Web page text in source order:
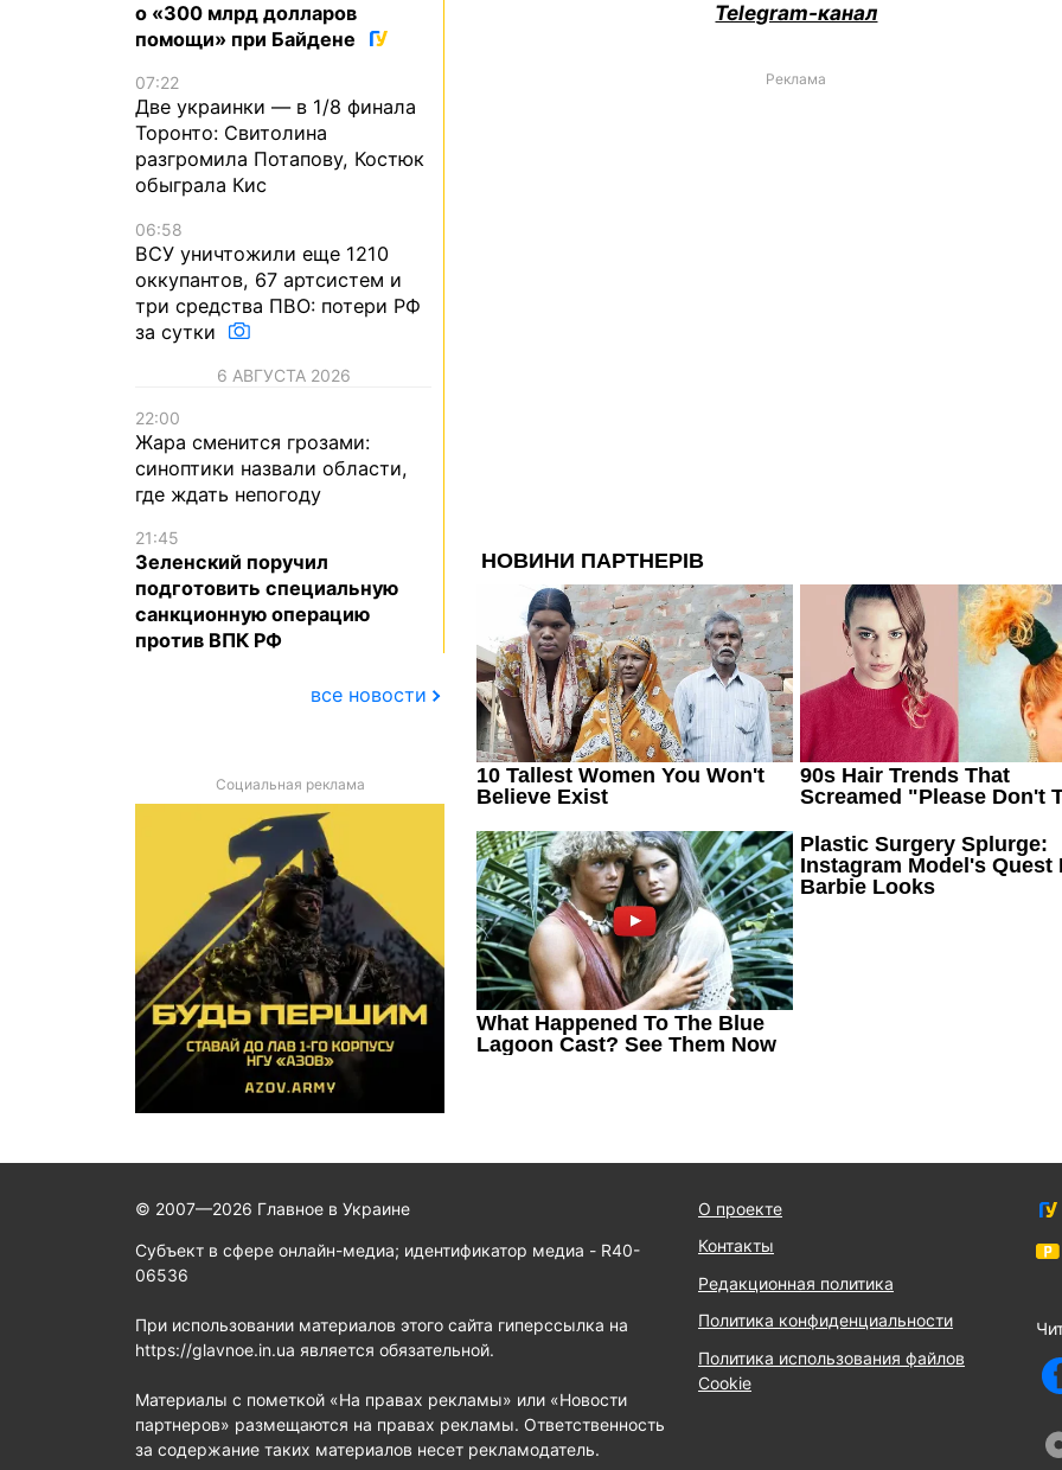
Telegram-канал
Реклама
о «300 млрд долларов
помощи» при Байдене
07:22
Две украинки — в 1/8 финала
Торонто: Свитолина
разгромила Потапову, Костюк
обыграла Кис
06:58
ВСУ уничтожили еще 1210
оккупантов, 67 артсистем и
три средства ПВО: потери РФ
за сутки
6 АВГУСТА 2026
22:00
Жара сменится грозами:
синоптики назвали области,
где ждать непогоду
21:45
Зеленский поручил
подготовить специальную
санкционную операцию
против ВПК РФ
все новости
Социальная реклама
© 2007—2026 Главное в Украине
Субъект в сфере онлайн-медиа; идентификатор медиа - R40-
06536
При использовании материалов этого сайта гиперссылка на
https://glavnoe.in.ua является обязательной.
Материалы с пометкой «На правах рекламы» или «Новости
партнеров» размещаются на правах рекламы. Ответственность
за содержание таких материалов несет рекламодатель.
О проекте
Контакты
Редакционная политика
Политика конфиденциальности
Политика использования файлов
Cookie